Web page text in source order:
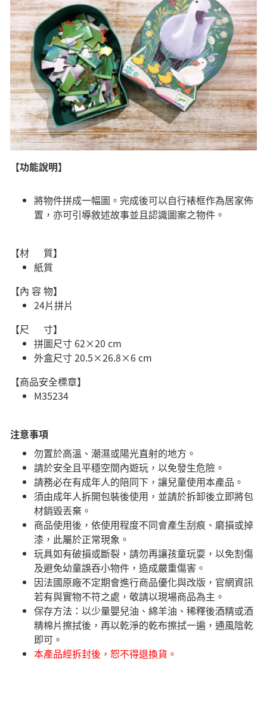
【功能說明】
將物件拼成一幅圖。完成後可以自行裱框作為居家佈
置，亦可引導敘述故事並且認識圖案之物件。
【材 質】
紙質
【內 容 物】
24片拼片
​【尺 寸】
拼圖尺寸 62×20 cm
外盒尺寸 20.5×26.8×6 cm
【商品安全標章】
M35234
注意事項
勿置於高溫、潮濕或陽光直射的地方。
請於安全且平穩空間內遊玩，以免發生危險。​
請務必在有成年人的陪同下，讓兒童使用本產品。
須由成年人拆開包裝後使用，並請於拆卸後立即將包
材銷毀丟棄。
商品使用後，依使用程度不同會產生刮痕、磨損或掉
漆，此屬於正常現象。
玩具如有破損或斷裂，請勿再讓孩童玩耍，以免割傷
及避免幼童誤吞小物件，造成嚴重傷害。
因法國原廠不定期會進行商品優化與改版，官網資訊
若有與實物不符之處，敬請以現場商品為主。
​保存方法：以少量嬰兒油、綿羊油、稀釋後酒精或酒
精棉片擦拭後，再以乾淨的乾布擦拭一遍，通風陰乾
即可。
本產品經拆封後，恕不得退換貨。